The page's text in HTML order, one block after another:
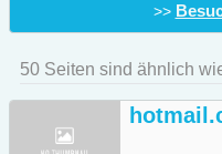
>>
50 Seiten sind ähnlich